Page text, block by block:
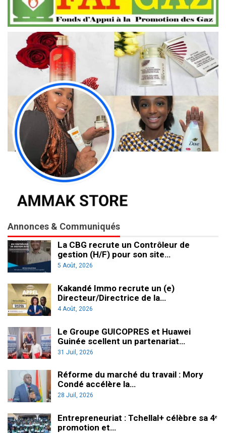
Annonces & Communiqués
La CBG recrute un Contrôleur de
gestion (H/F) pour son site…
5 Août, 2026
Kakandé Immo recrute un (e)
Directeur/Directrice de la…
4 Août, 2026
Le Groupe GUICOPRES et Huawei
Guinée scellent un partenariat…
31 Juil, 2026
Réforme du marché du travail : Mory
Condé accélère la…
28 Juil, 2026
Entrepreneuriat : Tchellal+ célèbre sa 4ᵉ
promotion et…